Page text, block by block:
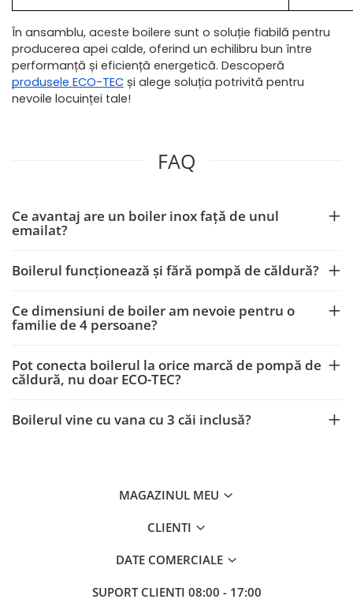
În ansamblu, aceste boilere sunt o soluție fiabilă pentru
producerea apei calde, oferind un echilibru bun între
performanță și eficiență energetică. Descoperă
produsele ECO-TEC și alege soluția potrivită pentru
nevoile locuinței tale!
FAQ
Ce avantaj are un boiler inox față de unul
emailat?
Boilerul funcționează și fără pompă de căldură?
Ce dimensiuni de boiler am nevoie pentru o
familie de 4 persoane?
Pot conecta boilerul la orice marcă de pompă de
căldură, nu doar ECO-TEC?
Boilerul vine cu vana cu 3 căi inclusă?
MAGAZINUL MEU
CLIENTI
DATE COMERCIALE
SUPORT CLIENTI 08:00 - 17:00